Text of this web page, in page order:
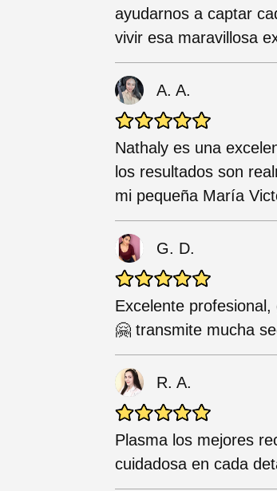
ayudarnos a captar
vivir esa maravillosa
A. A.
Nathaly es una
los resultados son
mi pequeña María
G. D.
Excelente
🤗 transmite mucha
R. A.
Plasma los mejores
cuidadosa en cada